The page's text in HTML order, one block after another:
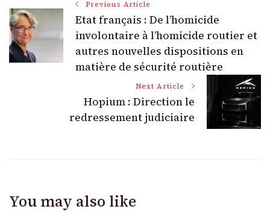
Post
Navigation
Previous Article
Etat français : De l’homicide
involontaire à l’homicide routier et
autres nouvelles dispositions en
matière de sécurité routière
Next Article
Hopium : Direction le
redressement judiciaire
You may also like